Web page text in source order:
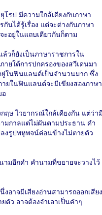
รป มีความใกล้เคียงกับภาษา
นได้รู้เรื่อง แต่จะต่างกับภาษา
อยู่ในแถบเดียวกันก็ตาม
วก็ยังเป็นภาษาราชการใน
ยใต้การปกครองของสวีเดนมา
ในฟินแลนด์เป็นจำนวนมาก ซึ่ง
ยในฟินแลนด์จะมีเขียงสองภาษา
อ
ฤษ ไวยากรณ์ใกล้เคียงกัน แต่ว่า
มกาลแต่ไม่ผันตามประธาน คำ
งรูปพหูพจน์ค่อนข้างไม่ตายตัว
มอีกคำ คำนามที่ขยายจะวางไว้
อาจมีเสียงอ่านสามารถออกเสียง
ว อาจต้องจำเอาเป็นคำๆ